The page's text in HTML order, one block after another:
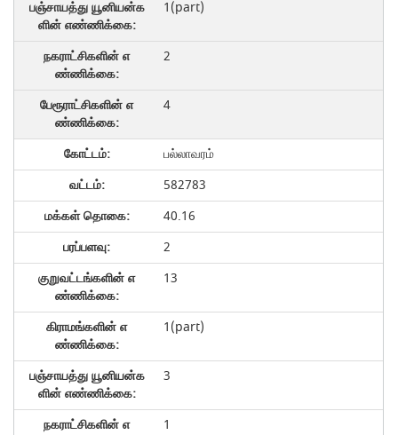
1(part)
2
4
பல்லாவரம்
582783
40.16
2
13
1(part)
3
1